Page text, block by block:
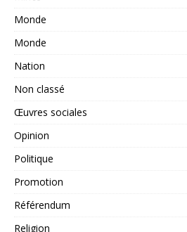
Monde
Monde
Nation
Non classé
Œuvres sociales
Opinion
Politique
Promotion
Référendum
Religion